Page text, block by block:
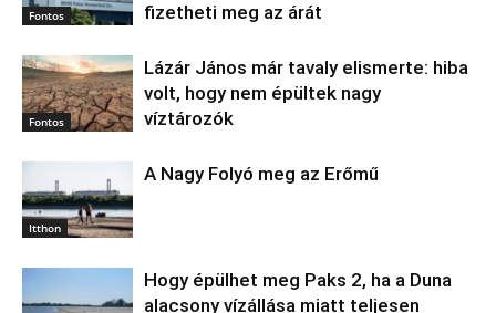
Fontos
fizetheti meg az árát
Fontos
Lázár János már tavaly elismerte: hiba
volt, hogy nem épültek nagy
víztározók
Itthon
A Nagy Folyó meg az Erőmű
Hogy épülhet meg Paks 2, ha a Duna
alacsony vízállása miatt teljesen